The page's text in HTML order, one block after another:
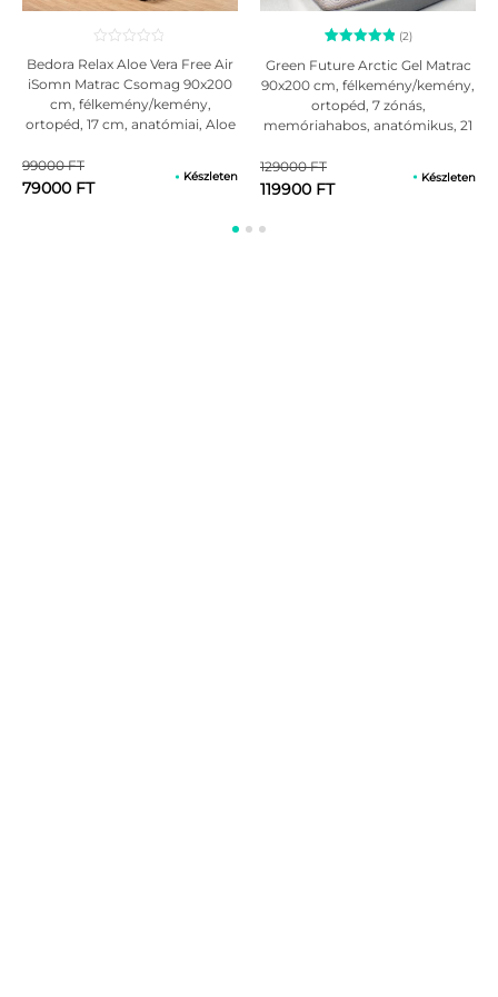
Bedora Relax Aloe Vera Free Air
iSomn Matrac Csomag 90x200
cm, félkemény/kemény,
ortopéd, 17 cm, anatómiai, Aloe
99000 FT
79000 FT
Készleten
Értékelés
5.00
az 5-ből,
2
értékelés
alapján
(2)
Green Future Arctic Gel Matrac
90x200 cm, félkemény/kemény,
ortopéd, 7 zónás,
memóriahabos, anatómikus, 21
129000 FT
119900 FT
Készleten